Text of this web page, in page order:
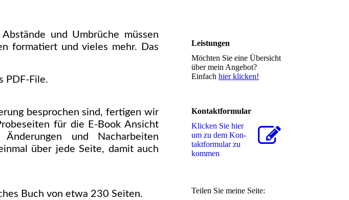
und Umbrüche müssen
formatiert und vieles mehr. Das
PDF-File.
besprochen sind, fertigen wir
für die E-Book Ansicht
und Nacharbeiten
über jede Seite, damit auch
Buch von etwa 230 Seiten.
Leistungen
Möchten Sie eine Übersicht
über mein Angebot?
Einfach hier klicken!
Kontaktformular
Klicken Sie hier
um zu dem Kon­
takt­for­mu­lar zu
kommen
Teilen Sie meine Seite: